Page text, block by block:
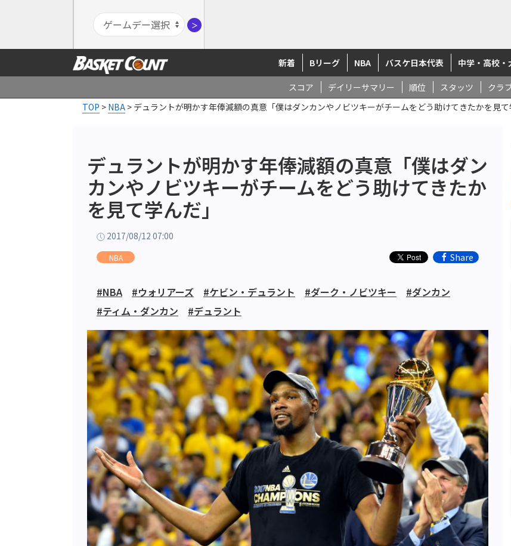
＞
新着 Bリーグ NBA バスケ日本代表 中学・高校・
スコア デイリーサマリー 順位 スタッツ
クラ
TOP > NBA > デュラントが明かす年俸減額の真意「僕はダンカンやノビツキーがチームをどう助けてきたかを見て
デュラントが明かす年俸減額の真意「僕はダン
カンやノビツキーがチームをどう助けてきたか
を見て学んだ」
2017/08/12 07:00
NBA Share
#NBA #ウォリアーズ #ケビン・デュラント #ダーク・ノビツキー
#ダンカン
#ティム・ダンカン
#デュラント